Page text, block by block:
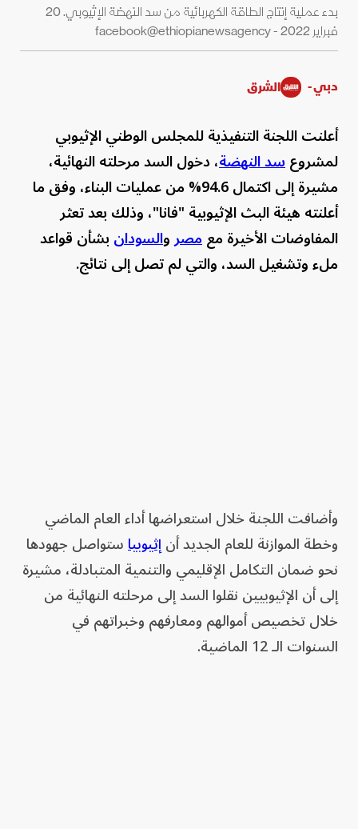
بدء عملية إنتاج الطاقـة الكهربائية من سد النهضة الإثيوبي. 20
فبراير 2022 - facebook@ethiopianewsagency
دبي - الشرق
أعلنت اللجنة التنفيذية للمجلس الوطني الإثيوبي
لمشروعسد النهضة، دخول السد مرحلته النهائية،
مشيرة إلى اكتمال 94.6% من عمليات البناء، وفق ما
أعلنته هيئة البث الإثيوبية "فانا"، وذلك بعد تعثر
المفاوضات الأخيرة معمصروالسودانبشأن قواعد
ملء وتشغيل السد، والتي لم تصل إلى نتائج.
وأضافت اللجنة خلال استعراضها أداء العام الماضي
وخطة الموازنة للعام الجديد أنإثيوبياستواصل جهودها
نحو ضمان التكامل الإقليمي والتنمية المتبادلة، مشيرة
إلى أن الإثيوبيين نقلوا السد إلى مرحلته النهائية من
خلال تخصيص أموالهم ومعارفهم وخبراتهم في
السنوات الـ 12 الماضية.